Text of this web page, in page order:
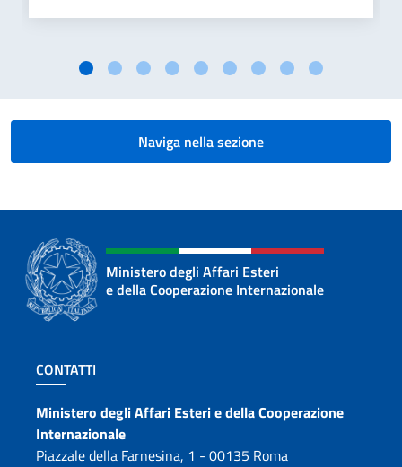
Naviga nella sezione
Ministero degli Affari Esteri
e della Cooperazione Internazionale
Sezione footer
CONTATTI
Contatti
Ministero degli Affari Esteri e della Cooperazione
Internazionale
Piazzale della Farnesina, 1 - 00135 Roma